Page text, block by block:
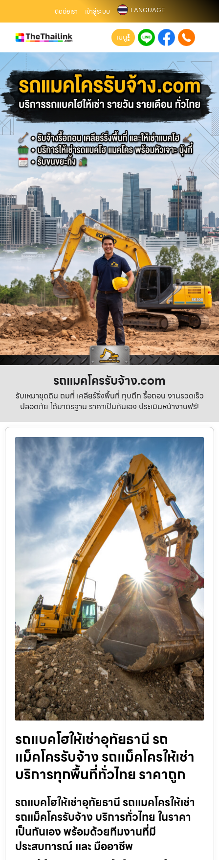
ติดต่อเรา เข้าสู่ระบบ LANGUAGE
เมนู
รถแมคโครรับจ้าง.com
รับเหมาขุดดิน ถมที่ เคลียร์ริ่งพื้นที่ ทุบตึก รื้อถอน งานรวดเร็ว
ปลอดภัย ได้มาตรฐาน ราคาเป็นกันเอง ประเมินหน้างานฟรี!
รถแบคโฮให้เช่าอุทัยธานี รถ
แม็คโครรับจ้าง รถแม็คโครให้เช่า
บริการทุกพื้นที่ทั่วไทย ราคาถูก
รถแบคโฮให้เช่าอุทัยธานี รถแมคโครให้เช่า
รถแม็คโครรับจ้าง บริการทั่วไทย ในราคา
เป็นกันเอง พร้อมด้วยทีมงานที่มี
ประสบการณ์ และ มืออาชีพ